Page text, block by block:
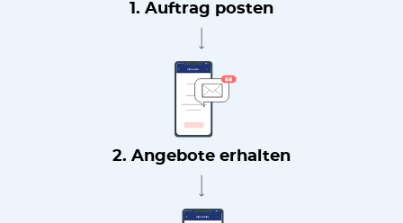
1. Auftrag posten
2. Angebote erhalten